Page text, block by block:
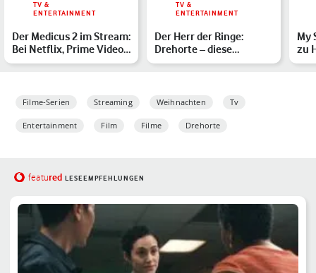
TV &
ENTERTAINMENT
Der Medicus 2 im Stream:
Bei Netflix, Prime Video
oder ZDF?
TV &
ENTERTAINMENT
Der Herr der Ringe:
Drehorte – diese
Reiseziele führen nach
My
zu
Filme-Serien Streaming Weihnachten Tv
Entertainment Film Filme Drehorte
featured LESEEMPFEHLUNGEN